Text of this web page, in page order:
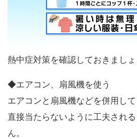
熱中症対策を確認しておきましょ
◆エアコン、扇風機を使う
エアコンと扇風機などを併用し
直接当たらないように工夫され
ん。